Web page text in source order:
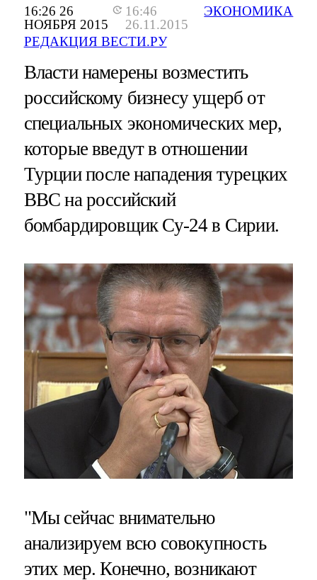
16:26 26
НОЯБРЯ 2015
16:46
26.11.2015
РЕДАКЦИЯ ВЕСТИ.РУ
ЭКОНОМИКА
Власти намерены возместить
российскому бизнесу ущерб от
специальных экономических мер,
которые введут в отношении
Турции после нападения турецких
ВВС на российский
бомбардировщик Су-24 в Сирии.
"Мы сейчас внимательно
анализируем всю совокупность
этих мер. Конечно, возникают